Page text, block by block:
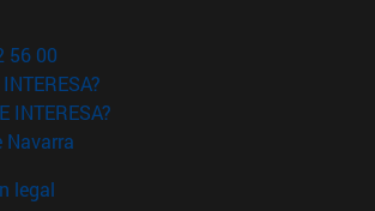
56 00
INTERESA?
legal